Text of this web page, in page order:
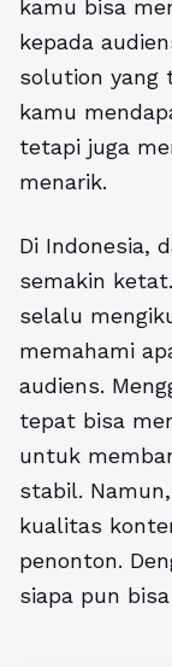
kamu bisa
kepada
solution yang
kamu
tetapi juga
menarik.
Di Indonesia,
semakin
selalu
memahami
audiens.
tepat bisa
untuk
stabil.
kualitas
penonton.
siapa pun